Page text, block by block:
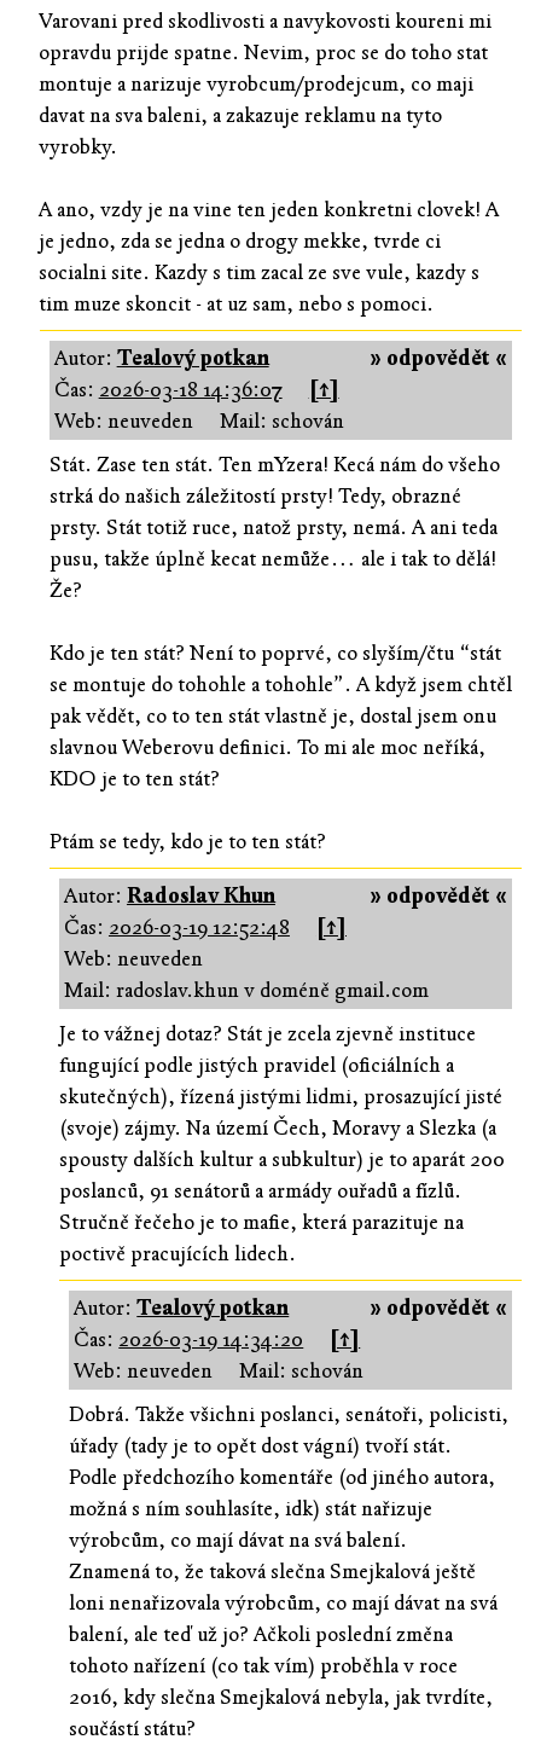
Varovani pred skodlivosti a navykovosti koureni mi
opravdu prijde spatne. Nevim, proc se do toho stat
montuje a narizuje vyrobcum/prodejcum, co maji
davat na sva baleni, a zakazuje reklamu na tyto
vyrobky.
A ano, vzdy je na vine ten jeden konkretni clovek! A
je jedno, zda se jedna o drogy mekke, tvrde ci
socialni site. Kazdy s tim zacal ze sve vule, kazdy s
tim muze skoncit - at uz sam, nebo s pomoci.
» odpovědět «
Autor: Tealový potkan
Čas: 2026-03-18 14:36:07
[↑]
Web: neuveden
Mail: schován
Stát. Zase ten stát. Ten mYzera! Kecá nám do všeho
strká do našich záležitostí prsty! Tedy, obrazné
prsty. Stát totiž ruce, natož prsty, nemá. A ani teda
pusu, takže úplně kecat nemůže… ale i tak to dělá!
Že?
Kdo je ten stát? Není to poprvé, co slyším/čtu “stát
se montuje do tohohle a tohohle”. A když jsem chtěl
pak vědět, co to ten stát vlastně je, dostal jsem onu
slavnou Weberovu definici. To mi ale moc neříká,
KDO je to ten stát?
Ptám se tedy, kdo je to ten stát?
» odpovědět «
Autor: Radoslav Khun
Čas: 2026-03-19 12:52:48
[↑]
Web: neuveden
Mail: radoslav.khun v doméně gmail.com
Je to vážnej dotaz? Stát je zcela zjevně instituce
fungující podle jistých pravidel (oficiálních a
skutečných), řízená jistými lidmi, prosazující jisté
(svoje) zájmy. Na území Čech, Moravy a Slezka (a
spousty dalších kultur a subkultur) je to aparát 200
poslanců, 91 senátorů a armády ouřadů a fízlů.
Stručně řečeho je to mafie, která parazituje na
poctivě pracujících lidech.
» odpovědět «
Autor:Tealový potkan
Čas: 2026-03-19 14:34:20
[↑]
Web: neuveden
Mail: schován
Dobrá. Takže všichni poslanci, senátoři, policisti,
úřady (tady je to opět dost vágní) tvoří stát.
Podle předchozího komentáře (od jiného autora,
možná s ním souhlasíte, idk) stát nařizuje
výrobcům, co mají dávat na svá balení.
Znamená to, že taková slečna Smejkalová ještě
loni nenařizovala výrobcům, co mají dávat na svá
balení, ale teď už jo? Ačkoli poslední změna
tohoto nařízení (co tak vím) proběhla v roce
2016, kdy slečna Smejkalová nebyla, jak tvrdíte,
součástí státu?